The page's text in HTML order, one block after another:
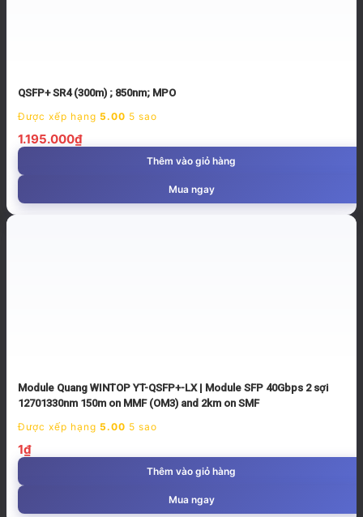
QSFP+ SR4 (300m) ; 850nm; MPO
Được xếp hạng 5.00 5 sao
1.195.000₫
Thêm vào giỏ hàng
Mua ngay
Module Quang WINTOP YT-QSFP+-LX | Module SFP 40Gbps 2 sợi
12701330nm 150m on MMF (OM3) and 2km on SMF
Được xếp hạng 5.00 5 sao
1₫
Thêm vào giỏ hàng
Mua ngay